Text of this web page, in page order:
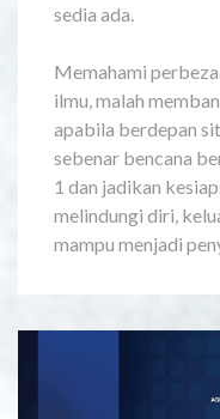
sedia ada.
Memahami
ilmu, malah
apabila berdepan
sebenar bencana
1 dan jadikan
melindungi diri,
mampu menjadi